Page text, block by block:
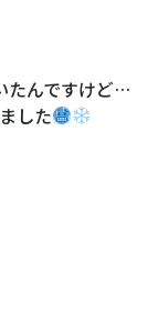
たんですけど…
した